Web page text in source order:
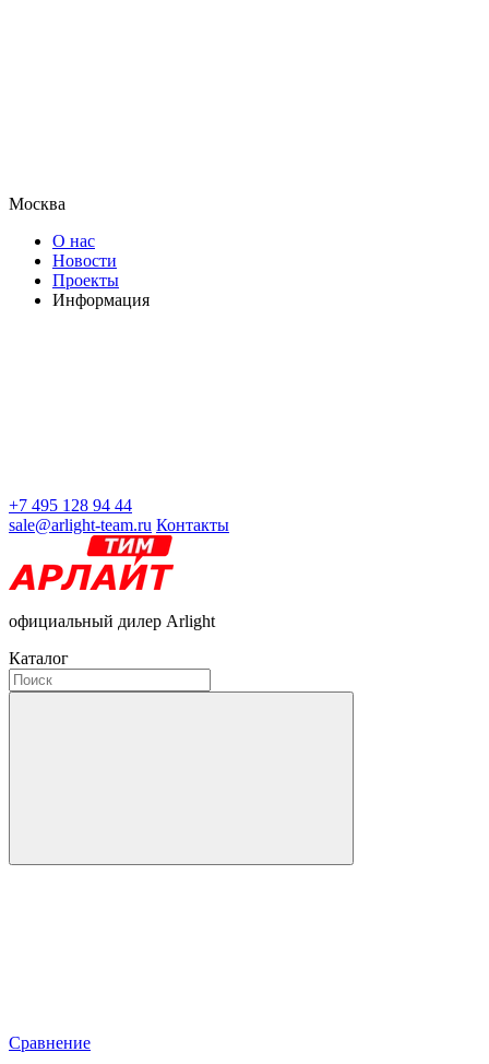
Москва
О нас
Новости
Проекты
Информация
+7 495 128 94 44
sale@arlight-team.ru Контакты
официальный дилер Arlight
Каталог
Сравнение